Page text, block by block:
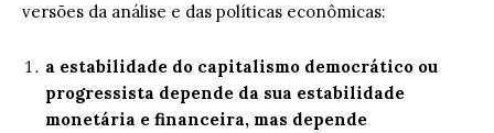
versões da análise e das políticas econômicas:
a estabilidade do capitalismo democrático ou
progressista depende da sua estabilidade
monetária e financeira, mas depende